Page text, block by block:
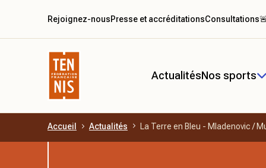
Aller au contenu principal
ActualitésNos sports
Rejoignez-nousPresse et accréditationsConsultations
Accueil Actualités La Terre en Bleu - Mladenovic /